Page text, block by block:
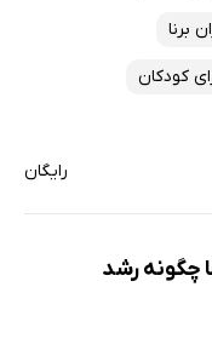
برنا
کودکان
رایگان
چگونه رشد